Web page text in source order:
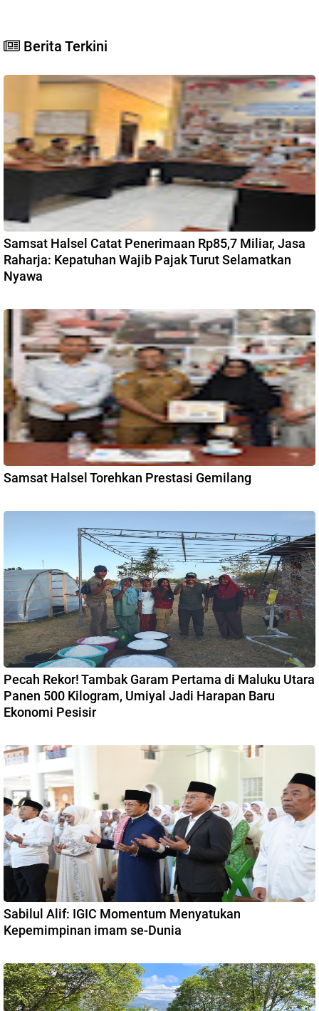
Berita Terkini
Samsat Halsel Catat Penerimaan Rp85,7 Miliar, Jasa
Raharja: Kepatuhan Wajib Pajak Turut Selamatkan
Nyawa
Samsat Halsel Torehkan Prestasi Gemilang
Pecah Rekor! Tambak Garam Pertama di Maluku Utara
Panen 500 Kilogram, Umiyal Jadi Harapan Baru
Ekonomi Pesisir
Sabilul Alif: IGIC Momentum Menyatukan
Kepemimpinan imam se-Dunia